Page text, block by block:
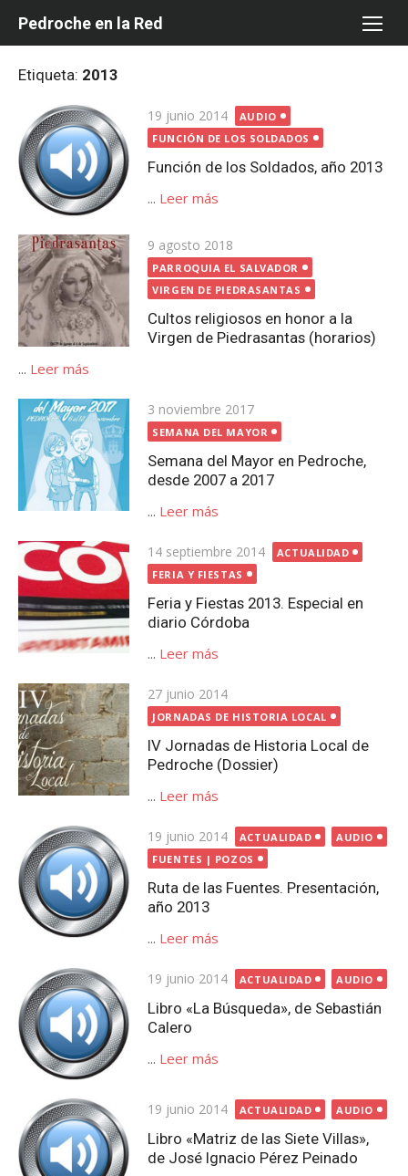
Pedroche en la Red
Etiqueta: 2013
Publicada
el
19 junio 2014
AUDIO
FUNCIÓN DE LOS SOLDADOS
Función de los Soldados, año 2013
... Leer más
Publicada
el
9 agosto 2018
PARROQUIA EL SALVADOR
VIRGEN DE PIEDRASANTAS
Cultos religiosos en honor a la
Virgen de Piedrasantas (horarios)
... Leer más
Publicada
el
3 noviembre 2017
SEMANA DEL MAYOR
Semana del Mayor en Pedroche,
desde 2007 a 2017
... Leer más
Publicada
el
14 septiembre 2014
ACTUALIDAD
FERIA Y FIESTAS
Feria y Fiestas 2013. Especial en
diario Córdoba
... Leer más
Publicada
el
27 junio 2014
JORNADAS DE HISTORIA LOCAL
IV Jornadas de Historia Local de
Pedroche (Dossier)
... Leer más
Publicada
el
19 junio 2014 ACTUALIDAD
AUDIO
FUENTES | POZOS
Ruta de las Fuentes. Presentación,
año 2013
... Leer más
Publicada
el
19 junio 2014 ACTUALIDAD AUDIO
Libro «La Búsqueda», de Sebastián
Calero
... Leer más
Publicada
el
19 junio 2014 ACTUALIDAD AUDIO
Libro «Matriz de las Siete Villas»,
de José Ignacio Pérez Peinado